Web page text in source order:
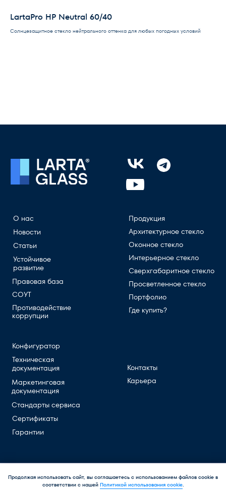
LartaPro HP Neutral 60/40
Солнцезащитное стекло нейтрального оттенка для любых погодных условий
© 2026 Larta Glass. All rights reserved
Политика политика обработки
Техническая
документация
Маркетинговая
документация
Контакты
Новости
Статьи
Архитектурное стекло
Где купить?
Гарантии
Устойчивое
Конфигуратор
СОУТ
Противодействие
коррупции
Карьера
Оконное стекло
Интерьерное стекло
Портфолио
Продолжая использовать сайт, вы соглашаетесь с использованием файлов cookie в
соответствии с нашей Политикой использования cookie.